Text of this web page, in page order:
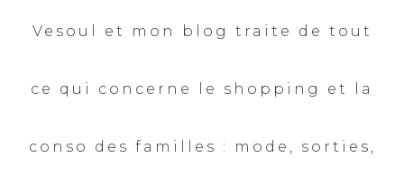
Vesoul et mon blog traite de tout
ce qui concerne le shopping et la
conso des familles : mode, sorties,